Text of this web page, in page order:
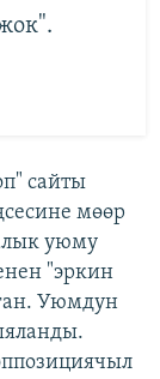
сайты
мөөр
уюму
"эркин
Уюмдун